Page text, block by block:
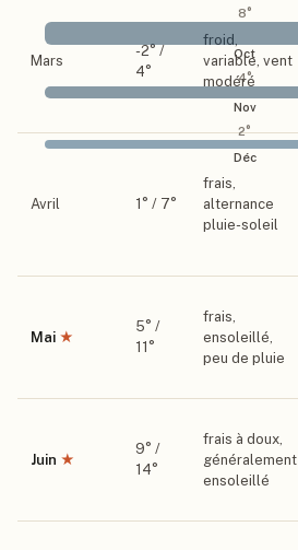
8°
Oct
4°
Nov
2°
Déc
Mars
-2° /
4°
froid,
variable, vent
modéré
Avril 1 ° / 7°
frais,
alternance
pluie-soleil
Mai ★
5° /
11 °
frais,
ensoleillé,
peu de pluie
Juin ★
9° /
14°
frais à doux,
généralement
ensoleillé